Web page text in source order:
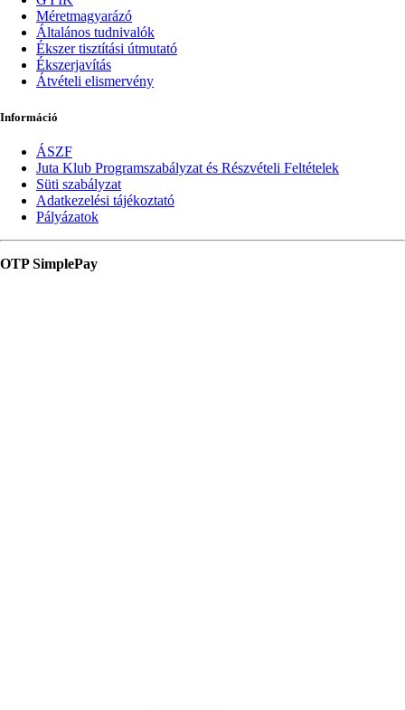
Méretmagyarázó
Általános tudnivalók
Ékszer tisztítási útmutató
Ékszerjavítás
Átvételi elismervény
Információ
ÁSZF
Juta Klub Programszabályzat és Részvételi Feltételek
Süti szabályzat
Adatkezelési tájékoztató
Pályázatok
OTP SimplePay